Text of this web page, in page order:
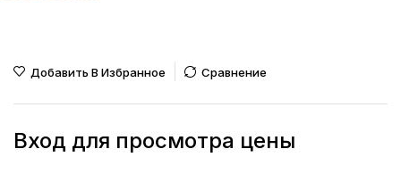
Добавить В Избранное Сравнение
Вход для просмотра цены